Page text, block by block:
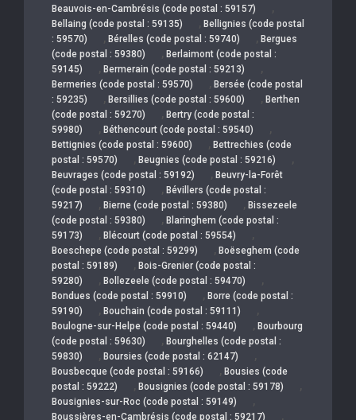
Beauvois-en-Cambrésis (code postal : 59157) ,
Bellaing (code postal : 59135) , Bellignies (code postal
: 59570)
, Bérelles (code postal : 59740) , Bergues
(code postal : 59380)
, Berlaimont (code postal :
59145)
, Bermerain (code postal : 59213) ,
Bermeries (code postal : 59570) , Bersée (code postal
: 59235)
, Bersillies (code postal : 59600) , Berthen
(code postal : 59270)
, Bertry (code postal :
59980)
, Béthencourt (code postal : 59540) ,
Bettignies (code postal : 59600) , Bettrechies (code
postal : 59570)
, Beugnies (code postal : 59216) ,
Beuvrages (code postal : 59192) , Beuvry-la-Forêt
(code postal : 59310)
, Bévillers (code postal :
59217)
, Bierne (code postal : 59380) , Bissezeele
(code postal : 59380)
, Blaringhem (code postal :
59173)
, Blécourt (code postal : 59554) ,
Boeschepe (code postal : 59299) , Boëseghem (code
postal : 59189)
, Bois-Grenier (code postal :
59280)
, Bollezeele (code postal : 59470) ,
Bondues (code postal : 59910) , Borre (code postal :
59190)
, Bouchain (code postal : 59111) ,
Boulogne-sur-Helpe (code postal : 59440) , Bourbourg
(code postal : 59630)
, Bourghelles (code postal :
59830)
, Boursies (code postal : 62147) ,
Bousbecque (code postal : 59166) , Bousies (code
postal : 59222)
, Bousignies (code postal : 59178) ,
Bousignies-sur-Roc (code postal : 59149) ,
Boussières-en-Cambrésis (code postal : 59217) ,